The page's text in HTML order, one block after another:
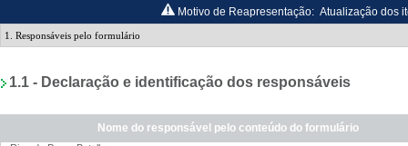
Motivo de Reapresentação: Atualização dos